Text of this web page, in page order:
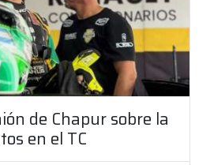
de Chapur sobre la
en el TC